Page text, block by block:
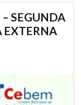
SEGUNDA
EXTERNA